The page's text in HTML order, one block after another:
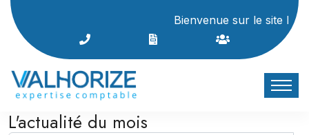
Bienvenue sur le site
L'actualité du mois